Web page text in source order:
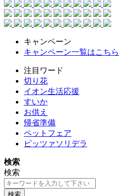
キャンペーン
キャンペーン一覧はこちら
注目ワード
切り花
イオン生活応援
すいか
お供え
帰省準備
ペットフェア
ピッツァソリデラ
検索
検索
検索